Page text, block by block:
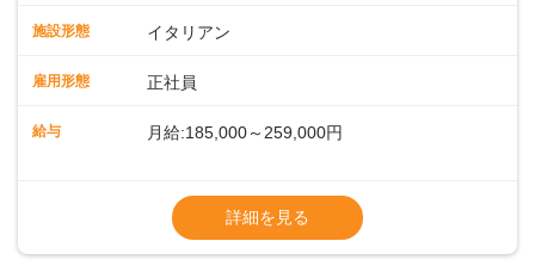
す。フレンチのコース料理から和・洋・中・イタリアンま
品発注、食数管理も担当していただきます。各時間帯スタッ
や育成業務もあるため、スキルアップを目指せます。お産前
施設形態 イタリアン
雇用形態 正社員
給与 月給:185,000～259,000円
※試用期間3か月間（期間中、給与待遇変更
なし）
※経験年数を考慮の上、決定します。＜年収
詳細を見る